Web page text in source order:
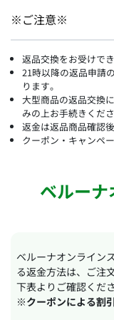
※ご注意※
返品交換をお受けで
21時以降の返品申請
ります。
大型商品の返品交換
みの上お手続きくださ
返金は返品商品確認
クーポン・キャンペ
ベルー
ベルーナオンライン
る返金方法は、ご注
下表よりご確認くださ
※クーポンによる割